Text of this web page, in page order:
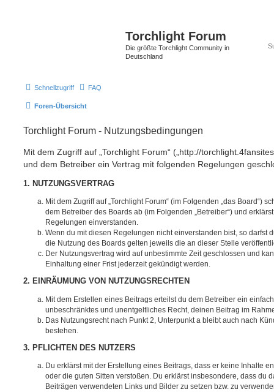
Torchlight Forum
Die größte Torchlight Community in
Deutschland
Schnellzugriff FAQ
Foren-Übersicht
Torchlight Forum - Nutzungsbedingungen
Mit dem Zugriff auf „Torchlight Forum“ („http://
und dem Betreiber ein Vertrag mit folgenden Regelungen
1. NUTZUNGSVERTRAG
Mit dem Zugriff auf „Torchlight Forum“ (im Folgenden „das Board“)
dem Betreiber des Boards ab (im Folgenden „Betreiber“) und
Regelungen einverstanden.
Wenn du mit diesen Regelungen nicht einverstanden bist, so darfst
die Nutzung des Boards gelten jeweils die an dieser Stelle
Der Nutzungsvertrag wird auf unbestimmte Zeit geschlossen und
Einhaltung einer Frist jederzeit gekündigt werden.
2. EINRÄUMUNG VON NUTZUNGSRECHTEN
Mit dem Erstellen eines Beitrags erteilst du dem Betreiber ein
unbeschränktes und unentgeltliches Recht, deinen Beitrag im
Das Nutzungsrecht nach Punkt 2, Unterpunkt a bleibt auch nach
bestehen.
3. PFLICHTEN DES NUTZERS
Du erklärst mit der Erstellung eines Beitrags, dass er keine Inhalte
oder die guten Sitten verstoßen. Du erklärst insbesondere, dass du
Beiträgen verwendeten Links und Bilder zu setzen bzw. zu